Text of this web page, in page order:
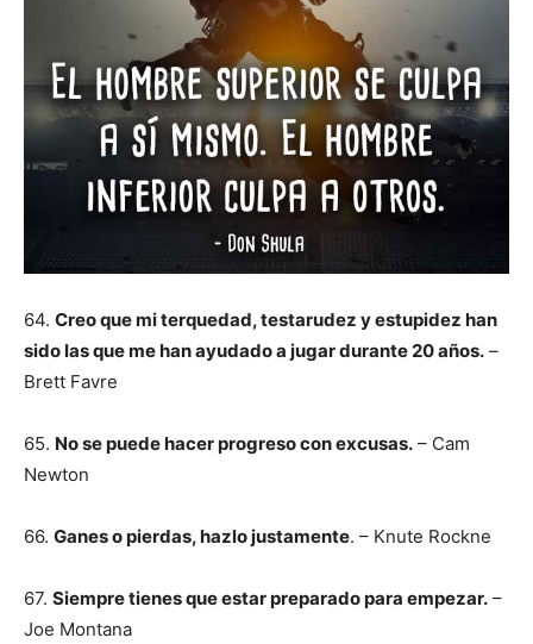
64. Creo que mi terquedad, testarudez y estupidez han
sido las que me han ayudado a jugar durante 20 años. –
Brett Favre
65. No se puede hacer progreso con excusas. – Cam
Newton
66. Ganes o pierdas, hazlo justamente. – Knute Rockne
67. Siempre tienes que estar preparado para empezar. –
Joe Montana